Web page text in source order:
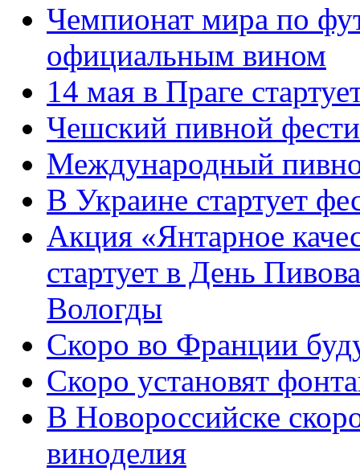
Чемпионат мира по
официальным вином
14 мая в Праге
Чешский пивной
Международный
В Украине стартует
Акция «Янтарное
стартует в День
Вологды
Скоро во Франции
Скоро установят
В Новороссийске
виноделия